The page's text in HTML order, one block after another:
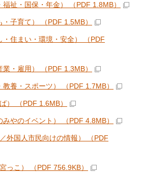
祉・国保・年金） （PDF 1.8MB）
子育て） （PDF 1.5MB）
・住まい・環境・安全） （PDF
・雇用） （PDF 1.3MB）
養・スポーツ） （PDF 1.7MB）
） （PDF 1.6MB）
やのイベント） （PDF 4.8MB）
外国人市民向けの情報） （PDF
っこ） （PDF 756.9KB）